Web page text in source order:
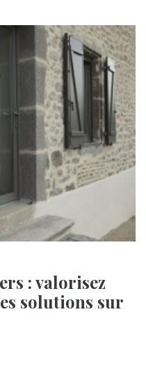
: valorisez
solutions sur